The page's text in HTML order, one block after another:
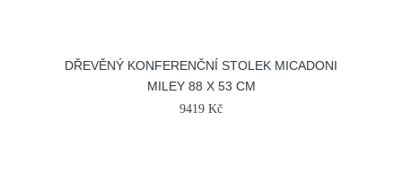
DŘEVĚNÝ KONFERENČNÍ STOLEK MICADONI
MILEY 88 X 53 CM
9419 Kč